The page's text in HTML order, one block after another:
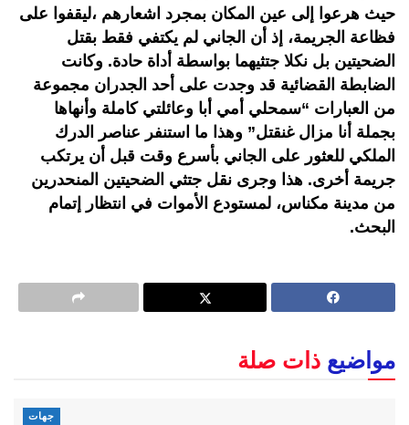
حيث هرعوا إلى عين المكان بمجرد اشعارهم ،ليقفوا على
فظاعة الجريمة، إذ أن الجاني لم يكتفي فقط بقتل
الضحيتين بل نكلا جتثيهما بواسطة أداة حادة. وكانت
الضابطة القضائية قد وجدت على أحد الجدران مجموعة
من العبارات “سمحلي أمي أبا وعائلتي كاملة وأنهاها
بجملة أنا مزال غنقتل” وهذا ما استنفر عناصر الدرك
الملكي للعثور على الجاني بأسرع وقت قبل أن يرتكب
جريمة أخرى. هذا وجرى نقل جتثي الضحيتين المنحدرين
من مدينة مكناس، لمستودع الأموات في انتظار إتمام
البحث.
مواضيع ذات صلة
جهات